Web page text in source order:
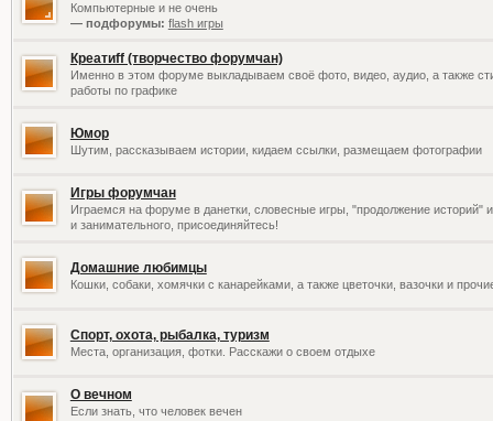
Компьютерные и не очень
— подфорумы: flash игры
Креатиff (творчество форумчан)
Именно в этом форуме выкладываем своё фото, видео, аудио, а также
работы по графике
Юмор
Шутим, рассказываем истории, кидаем ссылки, размещаем фотографии
Игры форумчан
Играемся на форуме в данетки, словесные игры, "продолжение историй"
и занимательного, присоединяйтесь!
Домашние любимцы
Кошки, собаки, хомячки с канарейками, а также цветочки, вазочки и
Спорт, охота, рыбалка, туризм
Места, организация, фотки. Расскажи о своем отдыхе
О вечном
Если знать, что человек вечен